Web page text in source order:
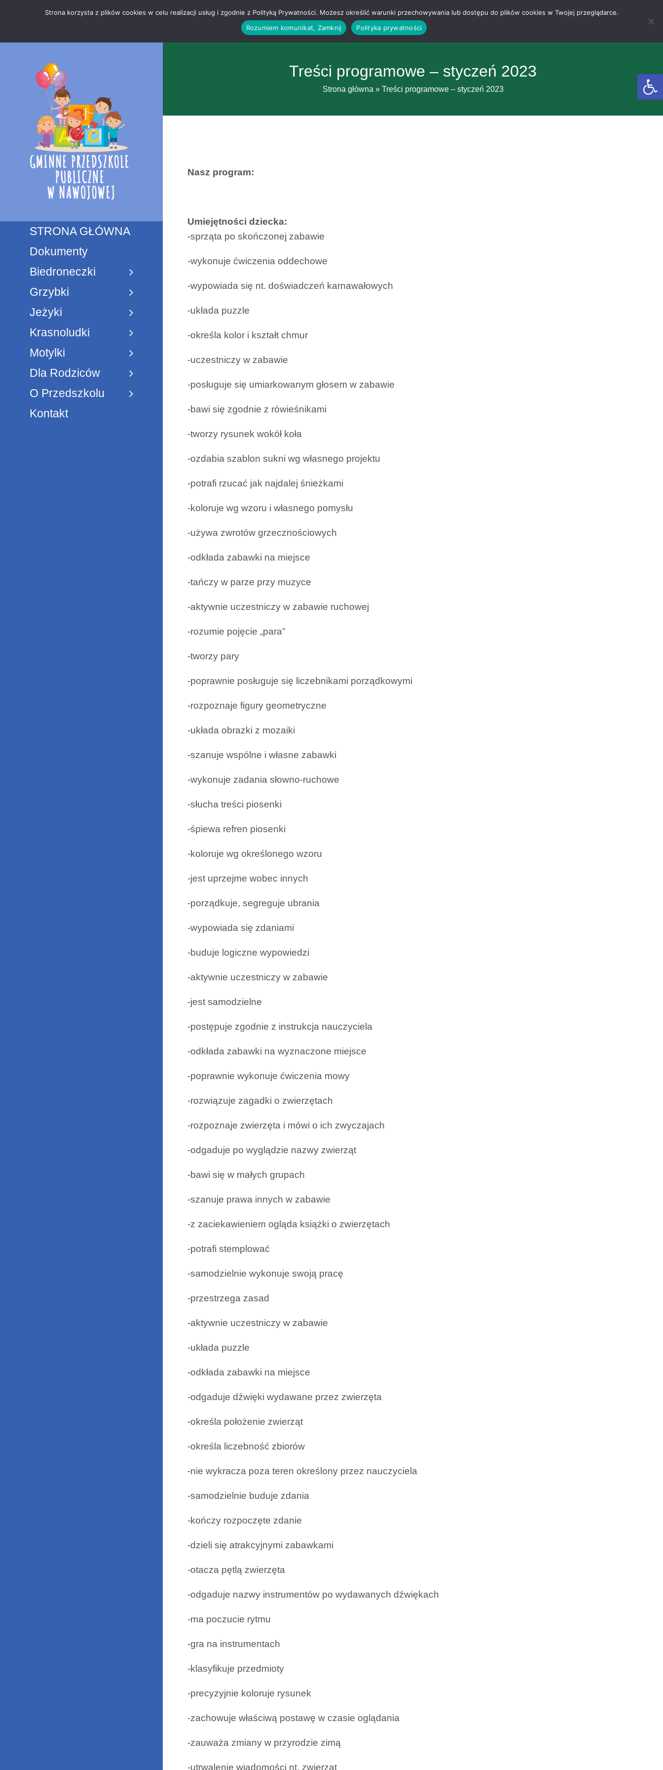
STRONA GŁÓWNA
Dokumenty
Biedroneczki
Grzybki
Jeżyki
Krasnoludki
Motylki
Dla Rodziców
O Przedszkolu
Kontakt
Treści programowe – styczeń 2023
Strona główna » Treści programowe – styczeń 2023
Nasz program:
Umiejętności dziecka:
-sprząta po skończonej zabawie
-wykonuje ćwiczenia oddechowe
-wypowiada się nt. doświadczeń karnawałowych
-układa puzzle
-określa kolor i kształt chmur
-uczestniczy w zabawie
-posługuje się umiarkowanym głosem w zabawie
-bawi się zgodnie z rówieśnikami
-tworzy rysunek wokół koła
-ozdabia szablon sukni wg własnego projektu
-potrafi rzucać jak najdalej śnieżkami
-koloruje wg wzoru i własnego pomysłu
-używa zwrotów grzecznościowych
-odkłada zabawki na miejsce
-tańczy w parze przy muzyce
-aktywnie uczestniczy w zabawie ruchowej
-rozumie pojęcie „para”
-tworzy pary
-poprawnie posługuje się liczebnikami porządkowymi
-rozpoznaje figury geometryczne
-układa obrazki z mozaiki
-szanuje wspólne i własne zabawki
-wykonuje zadania słowno-ruchowe
-słucha treści piosenki
-śpiewa refren piosenki
-koloruje wg określonego wzoru
-jest uprzejme wobec innych
-porządkuje, segreguje ubrania
-wypowiada się zdaniami
-buduje logiczne wypowiedzi
-aktywnie uczestniczy w zabawie
-jest samodzielne
-postępuje zgodnie z instrukcja nauczyciela
-odkłada zabawki na wyznaczone miejsce
-poprawnie wykonuje ćwiczenia mowy
-rozwiązuje zagadki o zwierzętach
-rozpoznaje zwierzęta i mówi o ich zwyczajach
-odgaduje po wyglądzie nazwy zwierząt
-bawi się w małych grupach
-szanuje prawa innych w zabawie
-z zaciekawieniem ogląda książki o zwierzętach
-potrafi stemplować
-samodzielnie wykonuje swoją pracę
-przestrzega zasad
-aktywnie uczestniczy w zabawie
-układa puzzle
-odkłada zabawki na miejsce
-odgaduje dźwięki wydawane przez zwierzęta
-określa położenie zwierząt
-określa liczebność zbiorów
-nie wykracza poza teren określony przez nauczyciela
-samodzielnie buduje zdania
-kończy rozpoczęte zdanie
-dzieli się atrakcyjnymi zabawkami
-otacza pętlą zwierzęta
-odgaduje nazwy instrumentów po wydawanych dźwiękach
-ma poczucie rytmu
-gra na instrumentach
-klasyfikuje przedmioty
-precyzyjnie koloruje rysunek
-zachowuje właściwą postawę w czasie oglądania
-zauważa zmiany w przyrodzie zimą
-utrwalenie wiadomości nt. zwierząt
Strona korzysta z plików cookies w celu realizacji usług i zgodnie z Polityką Prywatności. Możesz określić warunki przechowywania lub dostępu do plików cookies w Twojej przeglądarce.
Rozumiem komunikat, Zamknij
Polityka prywatności